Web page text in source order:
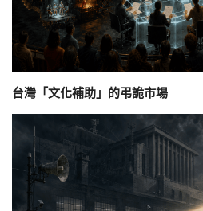
台灣「文化補助」的弔詭市場